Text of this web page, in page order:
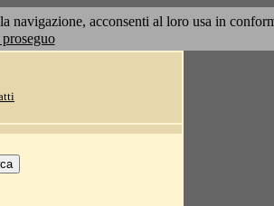
navigazione, acconsenti al loro usa in